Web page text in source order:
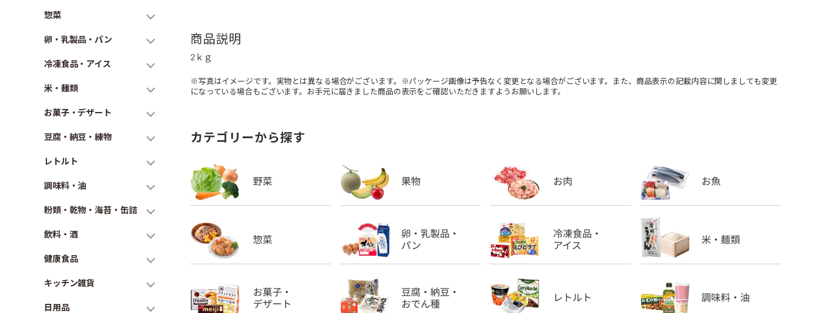
惣菜
卵・乳製品・パン
冷凍食品・アイス
米・麺類
お菓子・デザート
豆腐・納豆・練物
レトルト
調味料・油
粉類・乾物・海苔・缶詰
飲料・酒
健康食品
キッチン雑貨
日用品
商品説明
2ｋｇ
※写真はイメージです。実物とは異なる場合がございます。※パッケージ画像は予告なく変更となる場合がございます。また、商品表示の記載内容に関しましても変更
になっている場合もございます。お手元に届きました商品の表示をご確認いただきますようお願いします。
カテゴリーから探す